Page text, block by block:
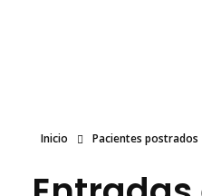
Inicio Pacientes postrados